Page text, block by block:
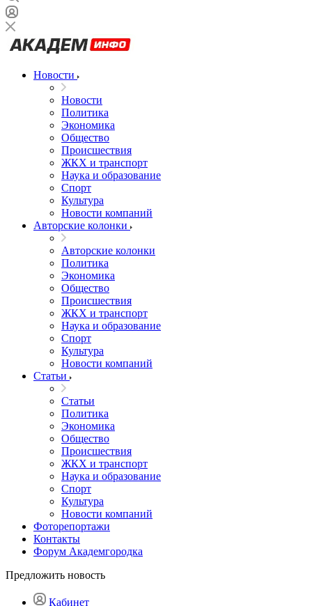
Новости
Новости
Политика
Экономика
Общество
Происшествия
ЖКХ и транспорт
Наука и образование
Спорт
Культура
Новости компаний
Авторские колонки
Авторские колонки
Политика
Экономика
Общество
Происшествия
ЖКХ и транспорт
Наука и образование
Спорт
Культура
Новости компаний
Статьи
Статьи
Политика
Экономика
Общество
Происшествия
ЖКХ и транспорт
Наука и образование
Спорт
Культура
Новости компаний
Фоторепортажи
Контакты
Форум Академгородка
Предложить новость
Кабинет